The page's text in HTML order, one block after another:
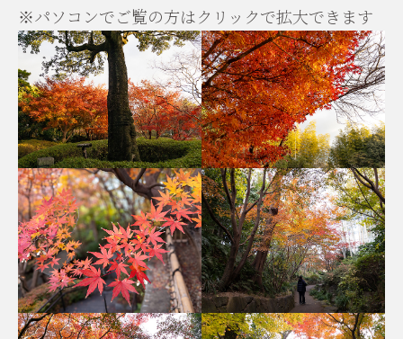
※パソコンでご覧の方はクリックで拡大できます